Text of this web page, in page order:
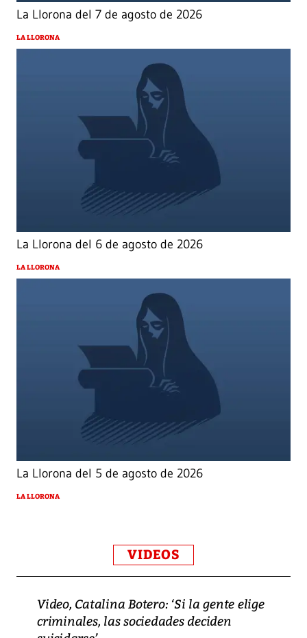
La Llorona del 7 de agosto de 2026
LA LLORONA
La Llorona del 6 de agosto de 2026
LA LLORONA
La Llorona del 5 de agosto de 2026
LA LLORONA
VIDEOS
Video, Catalina Botero: ‘Si la gente elige
criminales, las sociedades deciden